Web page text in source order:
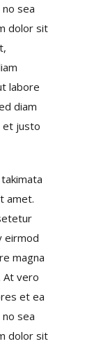
sea
dolor sit
labore
diam
et justo
amet.
eirmod
magna
At vero
et ea
sea
dolor sit